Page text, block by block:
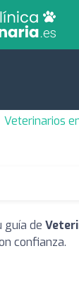
Veterinarios
guía de
confianza.